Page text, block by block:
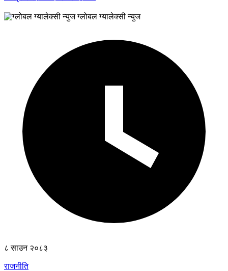
ग्लोबल ग्यालेक्सी न्युज
८ साउन २०८३
राजनीति